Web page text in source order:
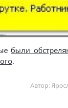
были
.
Автор: